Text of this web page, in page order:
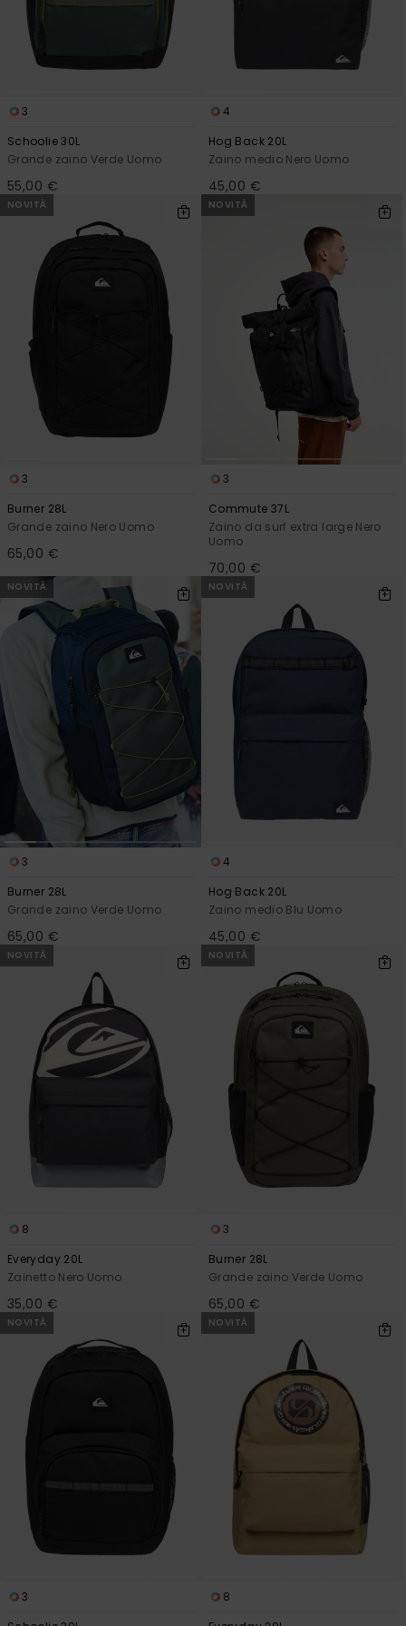
e accedi al
nostro
modulo di
contatto.
3
Schoolie 30L
Grande zaino Verde Uomo
55,00 €
4
Hog Back 20L
Zaino medio Nero Uomo
45,00 €
NOVITÀ
3
Burner 28L
Grande zaino Nero Uomo
65,00 €
NOVITÀ
3
Commute 37L
Zaino da surf extra large Nero
Uomo
70,00 €
NOVITÀ
3
Burner 28L
Grande zaino Verde Uomo
65,00 €
NOVITÀ
4
Hog Back 20L
Zaino medio Blu Uomo
45,00 €
NOVITÀ
8
Everyday 20L
Zainetto Nero Uomo
35,00 €
NOVITÀ
3
Burner 28L
Grande zaino Verde Uomo
65,00 €
NOVITÀ
3
NOVITÀ
8